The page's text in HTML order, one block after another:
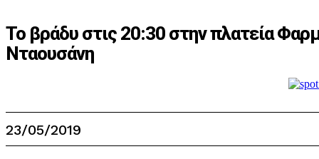
Το βράδυ στις 20:30 στην πλατεία
Νταουσάνη
23/05/2019